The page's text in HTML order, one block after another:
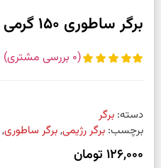
برگر ساطوری 150 گرمی
(
0 بررسی مشتری)
دسته: برگر
برچسب: برگر رژیمی,برگر ساطوری,
126,000 تومان